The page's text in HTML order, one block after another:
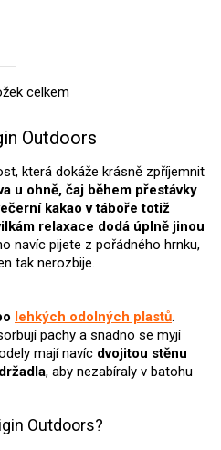
O
l
d
a
c
í
p
r
v
y
v
ý
p
i
celkem
Outdoors
která dokáže krásně zpříjemnit
u ohně, čaj během přestávky
kakao v táboře totiž
relaxace dodá úplně jinou
navíc pijete z pořádného hrnku,
tak nerozbije.
lehkých odolných plastů.
pachy a snadno se myjí
mají navíc dvojitou stěnu
, aby nezabíraly v batohu
Outdoors?